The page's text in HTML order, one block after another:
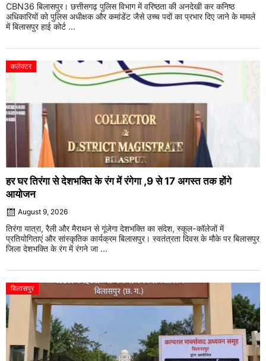
CBN36 बिलासपुर। छत्तीसगढ़ पुलिस विभाग में वरिष्ठता की अनदेखी कर कनिष्ठ
अधिकारियों को पुलिस अधीक्षक और कमांडेंट जैसे उच्च पदों का प्रभार दिए जाने के मामले
में बिलासपुर हाई कोर्ट ...
कलेक्टर
हर घर तिरंगा से देशभक्ति के रंग में रंगेगा ,9 से 17 अगस्त तक होंगे
आयोजन
August 9, 2026
तिरंगा यात्रा, रैली और मैराथन से गूंजेगा देशभक्ति का संदेश, स्कूल-कॉलेजों में
प्रतियोगिताएं और सांस्कृतिक कार्यक्रम बिलासपुर। स्वतंत्रता दिवस के मौके पर बिलासपुर
जिला देशभक्ति के रंग में रंगने जा ...
बिलासपुर